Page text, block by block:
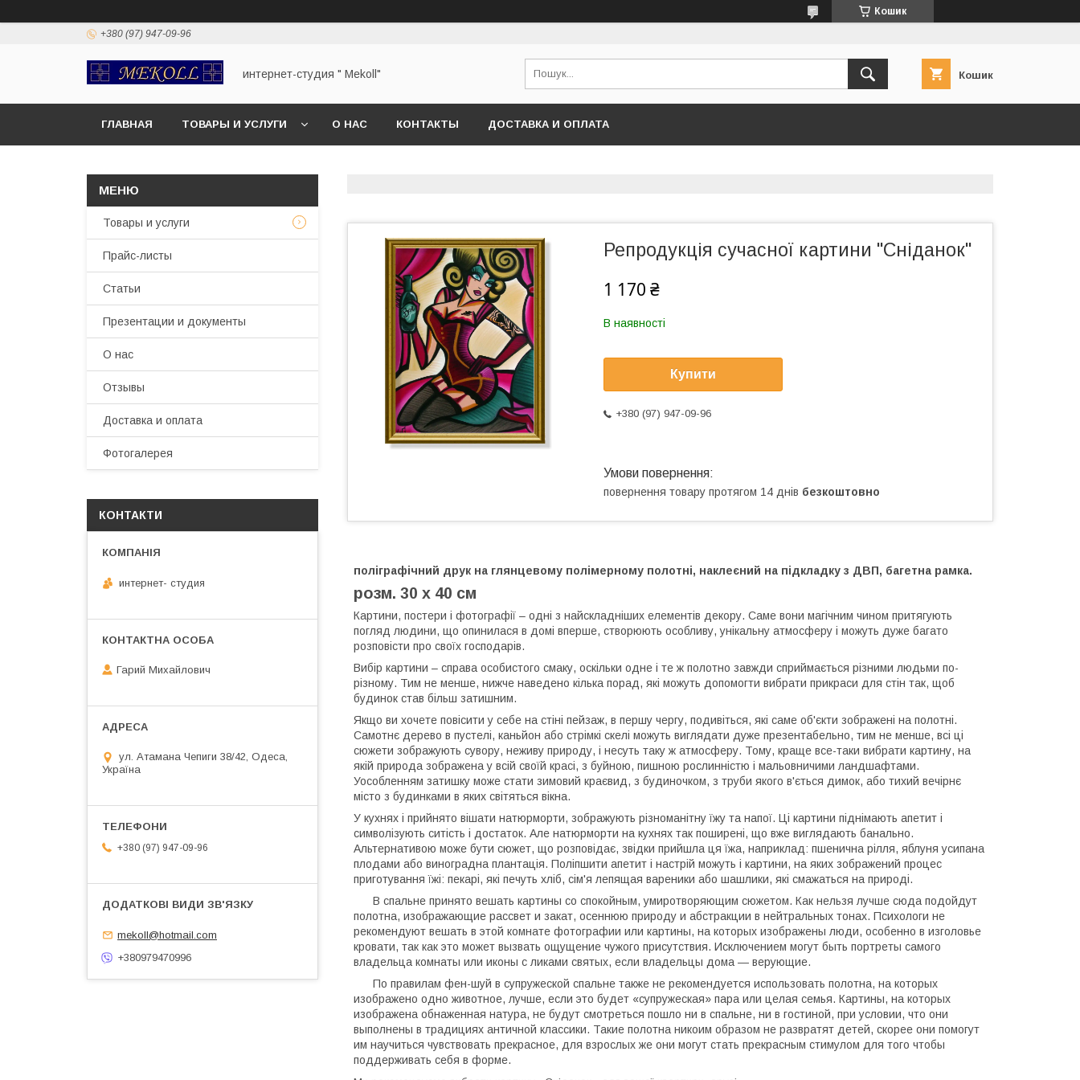
Кошик
+380 (97) 947-09-96
интернет-студия " Mekoll" Кошик
ГЛАВНАЯ ТОВАРЫ И УСЛУГИ О НАС КОНТАКТЫ ДОСТАВКА И ОПЛАТА
Репродукція сучасної картини "Сніданок"
1 170 ₴
В наявності
Купити
+380 (97) 947-09-96
повернення товару протягом 14 днів безкоштовно
поліграфічний друк на глянцевому полімерному полотні, наклеєний на підкладку з ДВП, багетна рамка.
розм. 30 х 40 см
Картини, постери і фотографії – одні з найскладніших елементів декору. Саме вони магічним чином притягують
погляд людини, що опинилася в домі вперше, створюють особливу, унікальну атмосферу і можуть дуже багато
розповісти про своїх господарів.
Вибір картини – справа особистого смаку, оскільки одне і те ж полотно завжди сприймається різними людьми по-
різному. Тим не менше, нижче наведено кілька порад, які можуть допомогти вибрати прикраси для стін так, щоб
будинок став більш затишним.
Якщо ви хочете повісити у себе на стіні пейзаж, в першу чергу, подивіться, які саме об'єкти зображені на полотні.
Самотнє дерево в пустелі, каньйон або стрімкі скелі можуть виглядати дуже презентабельно, тим не менше, всі ці
сюжети зображують сувору, неживу природу, і несуть таку ж атмосферу. Тому, краще все-таки вибрати картину, на
якій природа зображена у всій своїй красі, з буйною, пишною рослинністю і мальовничими ландшафтами.
Уособленням затишку може стати зимовий краєвид, з будиночком, з труби якого в'ється димок, або тихий вечірнє
місто з будинками в яких світяться вікна.
У кухнях і прийнято вішати натюрморти, зображують різноманітну їжу та напої. Ці картини піднімають апетит і
символізують ситість і достаток. Але натюрморти на кухнях так поширені, що вже виглядають банально.
Альтернативою може бути сюжет, що розповідає, звідки прийшла ця їжа, наприклад: пшенична рілля, яблуня усипана
плодами або виноградна плантація. Поліпшити апетит і настрій можуть і картини, на яких зображений процес
приготування їжі: пекарі, які печуть хліб, сім'я лепящая вареники або шашлики, які смажаться на природі.
В спальне принято вешать картины со спокойным, умиротворяющим сюжетом. Как нельзя лучше сюда подойдут
полотна, изображающие рассвет и закат, осеннюю природу и абстракции в нейтральных тонах. Психологи не
рекомендуют вешать в этой комнате фотографии или картины, на которых изображены люди, особенно в изголовье
кровати, так как это может вызвать ощущение чужого присутствия. Исключением могут быть портреты самого
владельца комнаты или иконы с ликами святых, если владельцы дома ― верующие.
По правилам фен-шуй в супружеской спальне также не рекомендуется использовать полотна, на которых
изображено одно животное, лучше, если это будет «супружеская» пара или целая семья. Картины, на которых
изображена обнаженная натура, не будут смотреться пошло ни в спальне, ни в гостиной, при условии, что они
выполнены в традициях античной классики. Такие полотна никоим образом не развратят детей, скорее они помогут
им научиться чувствовать прекрасное, для взрослых же они могут стать прекрасным стимулом для того чтобы
поддерживать себя в форме.
Товары и услуги
Прайс-листы
Статьи
Презентации и документы
О нас
Отзывы
Доставка и оплата
Фотогалерея
КОНТАКТИ
интернет- студия
Гарий Михайлович
ул. Атамана Чепиги 38/42, Одеса,
Україна
+380 (97) 947-09-96
mekoll@hotmail.com
+380979470996